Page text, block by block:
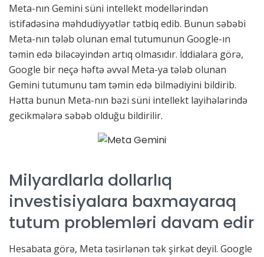
Meta-nın Gemini süni intellekt modellərindən
istifadəsinə məhdudiyyətlər tətbiq edib. Bunun səbəbi
Meta-nın tələb olunan emal tutumunun Google-ın
təmin edə biləcəyindən artıq olmasıdır. İddialara görə,
Google bir neçə həftə əvvəl Meta-ya tələb olunan
Gemini tutumunu tam təmin edə bilmədiyini bildirib.
Hətta bunun Meta-nın bəzi süni intellekt layihələrində
gecikmələrə səbəb olduğu bildirilir.
Milyardlarla dollarlıq
investisiyalara baxmayaraq
tutum problemləri davam edir
Hesabata görə, Meta təsirlənən tək şirkət deyil. Google